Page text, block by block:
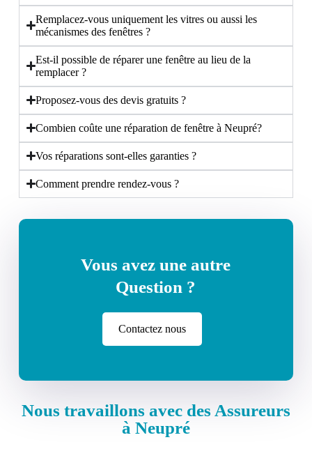
Remplacez-vous uniquement les vitres ou aussi les
mécanismes des fenêtres ?
Est-il possible de réparer une fenêtre au lieu de la
remplacer ?
Proposez-vous des devis gratuits ?
Combien coûte une réparation de fenêtre à Neupré?
Vos réparations sont-elles garanties ?
Comment prendre rendez-vous ?
Vous avez une autre
Question ?
Contactez nous
Nous travaillons avec des Assureurs
à Neupré